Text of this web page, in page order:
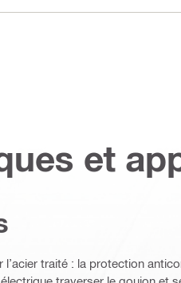
et
l’acier traité : la protection